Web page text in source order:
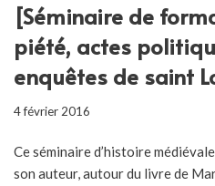
[Séminaire de
piété, actes
enquêtes de saint
4 février 2016
Ce séminaire d’histoire
son auteur, autour du livre de